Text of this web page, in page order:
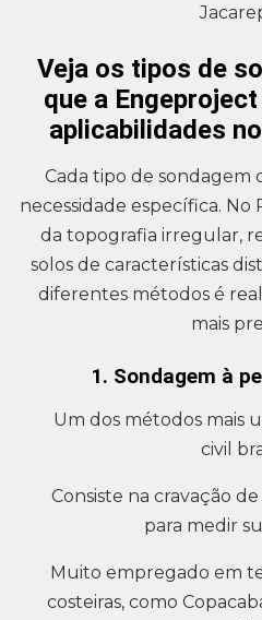
Veja os tipos de
que a
aplicabilidades
Cada tipo de sondagem
necessidade específica. No
da topografia irregular,
solos de características
diferentes métodos é
mais
1. Sondagem à
Um dos métodos mais
civil
Consiste na cravação
para medir
Muito empregado em
costeiras, como